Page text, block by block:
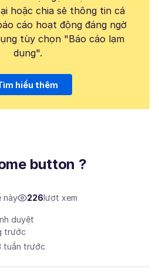
hoặc chia sẻ thông tin cá
cáo hoạt động đáng ngờ
tùy chọn "Báo cáo lạm
dụng".
hiểu thêm
button ?
này 226lượt xem
duyệt
trước
tuần trước